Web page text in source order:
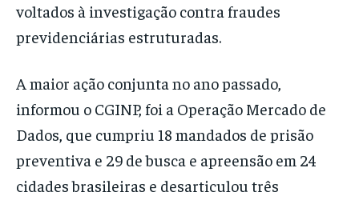
voltados à investigação contra fraudes
previdenciárias estruturadas.
A maior ação conjunta no ano passado,
informou o CGINP, foi a Operação Mercado de
Dados, que cumpriu 18 mandados de prisão
preventiva e 29 de busca e apreensão em 24
cidades brasileiras e desarticulou três